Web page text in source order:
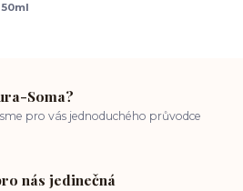
50ml
Soma?
pro vás jednoduchého průvodce
nás jedinečná